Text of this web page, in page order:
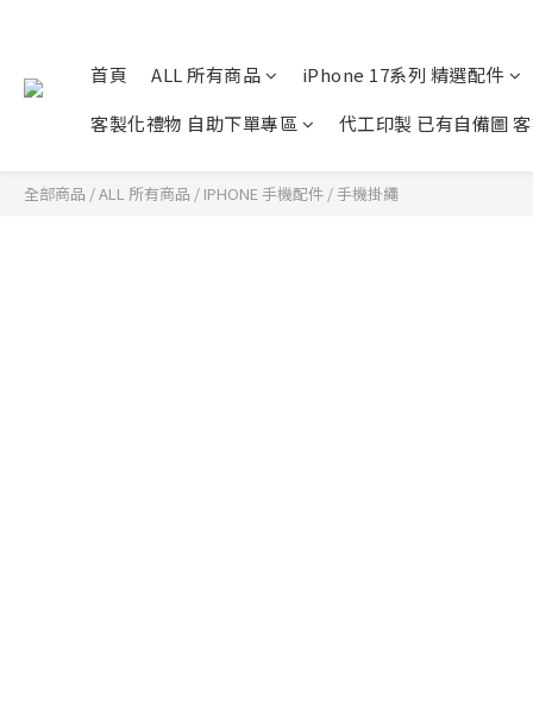
首頁 ALL 所有商品
iPhone 17系列 精選配件
客製化禮物 自助下單專區
代工印製 已有自備圖
全部商品 /ALL 所有商品 / IPHONE 手機配件 /手機掛繩